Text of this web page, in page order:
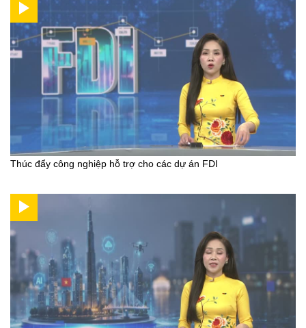
Thúc đẩy công nghiệp hỗ trợ cho các dự án FDI